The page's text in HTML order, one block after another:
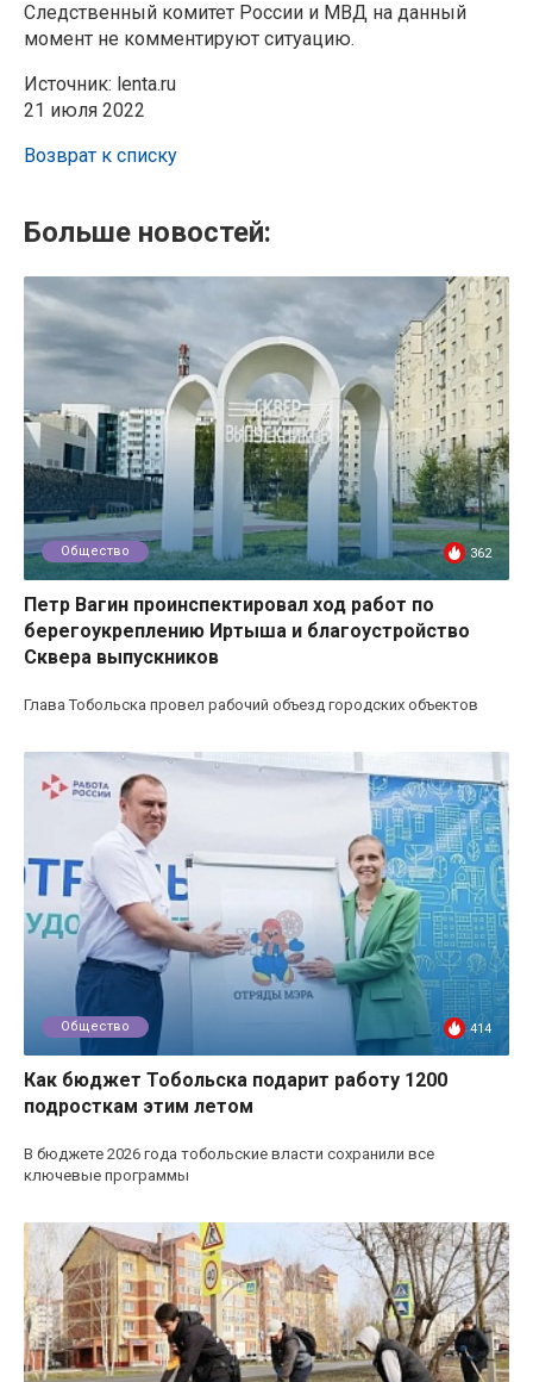
Следственный комитет России и МВД на данный
момент не комментируют ситуацию.
Источник: lenta.ru
21 июля 2022
Возврат к списку
Больше новостей:
Общество 362
Петр Вагин проинспектировал ход работ по
берегоукреплению Иртыша и благоустройство
Сквера выпускников
Глава Тобольска провел рабочий объезд городских объектов
Общество 414
Как бюджет Тобольска подарит работу 1200
подросткам этим летом
В бюджете 2026 года тобольские власти сохранили все
ключевые программы